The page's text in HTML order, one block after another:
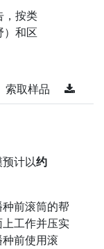
，按类
）和区
索取样品
计以约
前滚筒的帮
工作并压实
前使用滚